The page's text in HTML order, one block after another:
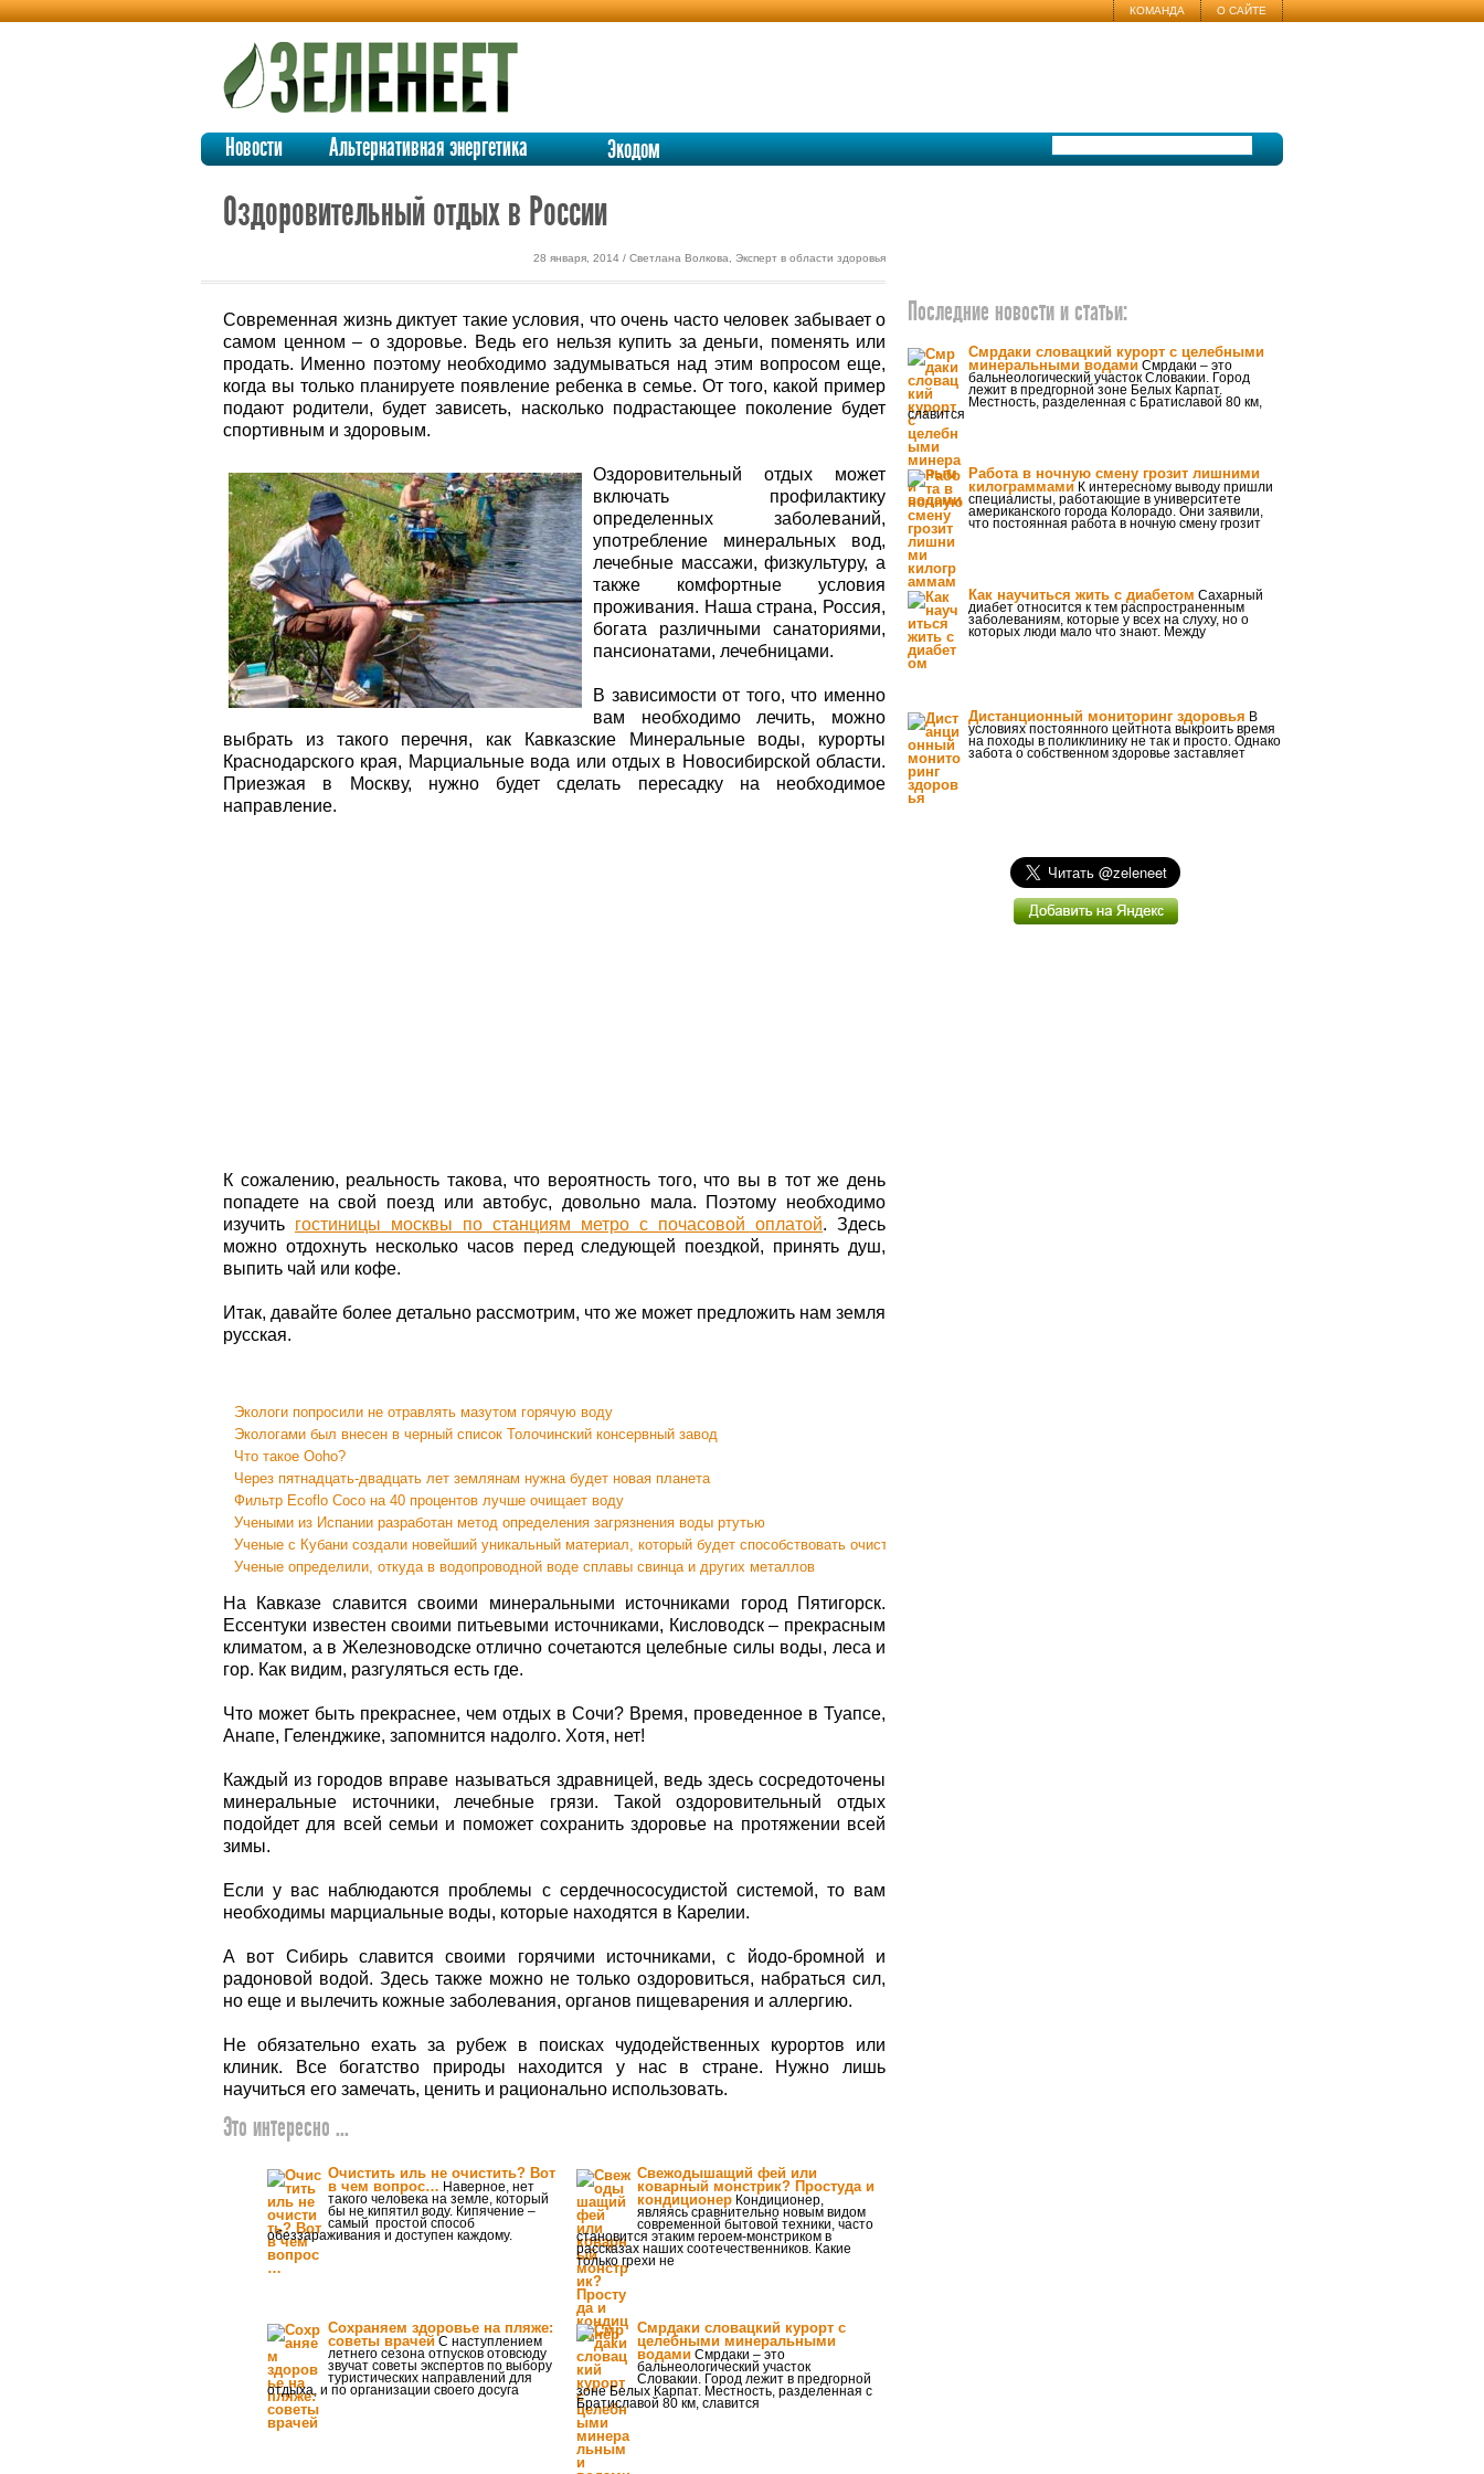
КОМАНДА О САЙТЕ
Новости Альтернативная энергетика Экодом
Оздоровительный отдых в России
28 января, 2014 / Светлана Волкова, Эксперт в области здоровья
Современная жизнь диктует такие условия, что очень часто человек забывает о
самом ценном – о здоровье. Ведь его нельзя купить за деньги, поменять или
продать. Именно поэтому необходимо задумываться над этим вопросом еще,
когда вы только планируете появление ребенка в семье. От того, какой пример
подают родители, будет зависеть, насколько подрастающее поколение будет
спортивным и здоровым.
Оздоровительный отдых может
включать профилактику
определенных заболеваний,
употребление минеральных вод,
лечебные массажи, физкультуру, а
также комфортные условия
проживания. Наша страна, Россия,
богата различными санаториями,
пансионатами, лечебницами.
В зависимости от того, что именно
вам необходимо лечить, можно
выбрать из такого перечня, как Кавказские Минеральные воды, курорты
Краснодарского края, Марциальные вода или отдых в Новосибирской области.
Приезжая в Москву, нужно будет сделать пересадку на необходимое
направление.
К сожалению, реальность такова, что вероятность того, что вы в тот же день
попадете на свой поезд или автобус, довольно мала. Поэтому необходимо
изучить гостиницы москвы по станциям метро с почасовой оплатой. Здесь
можно отдохнуть несколько часов перед следующей поездкой, принять душ,
выпить чай или кофе.
Итак, давайте более детально рассмотрим, что же может предложить нам земля
русская.
Экологи попросили не отравлять мазутом горячую воду
Экологами был внесен в черный список Толочинский консервный завод
Что такое Ooho?
Через пятнадцать-двадцать лет землянам нужна будет новая планета
Фильтр Ecoflo Coco на 40 процентов лучше очищает воду
Учеными из Испании разработан метод определения загрязнения воды ртутью
Ученые с Кубани создали новейший уникальный материал, который будет способствовать очистке тяжелых металлов
Ученые определили, откуда в водопроводной воде сплавы свинца и других металлов
На Кавказе славится своими минеральными источниками город Пятигорск.
Ессентуки известен своими питьевыми источниками, Кисловодск – прекрасным
климатом, а в Железноводске отлично сочетаются целебные силы воды, леса и
гор. Как видим, разгуляться есть где.
Что может быть прекраснее, чем отдых в Сочи? Время, проведенное в Туапсе,
Анапе, Геленджике, запомнится надолго. Хотя, нет!
Каждый из городов вправе называться здравницей, ведь здесь сосредоточены
минеральные источники, лечебные грязи. Такой оздоровительный отдых
подойдет для всей семьи и поможет сохранить здоровье на протяжении всей
зимы.
Если у вас наблюдаются проблемы с сердечнососудистой системой, то вам
необходимы марциальные воды, которые находятся в Карелии.
А вот Сибирь славится своими горячими источниками, с йодо-бромной и
радоновой водой. Здесь также можно не только оздоровиться, набраться сил,
но еще и вылечить кожные заболевания, органов пищеварения и аллергию.
Не обязательно ехать за рубеж в поисках чудодейственных курортов или
клиник. Все богатство природы находится у нас в стране. Нужно лишь
научиться его замечать, ценить и рационально использовать.
Это интересно ...
Очистить иль не очистить? Вот
в чем вопрос… Наверное, нет
такого человека на земле, который
бы не кипятил воду. Кипячение –
самый простой способ
обеззараживания и доступен каждому.
Свежодышащий фей или
коварный монстрик? Простуда и
кондиционер Кондиционер,
являясь сравнительно новым видом
современной бытовой техники, часто
становится этаким героем-монстриком в
рассказах наших соотечественников. Какие
только грехи не
Сохраняем здоровье на пляже:
советы врачей С наступлением
летнего сезона отпусков отовсюду
звучат советы экспертов по выбору
туристических направлений для
отдыха, и по организации своего досуга
Смрдаки словацкий курорт с
целебными минеральными
водами Смрдаки – это
бальнеологический участок
Словакии. Город лежит в предгорной
зоне Белых Карпат. Местность, разделенная с
Братиславой 80 км, славится
Последние новости и статьи:
Смрдаки словацкий курорт с целебными
минеральными водами Смрдаки – это
бальнеологический участок Словакии. Город
лежит в предгорной зоне Белых Карпат.
Местность, разделенная с Братиславой 80 км,
славится
Работа в ночную смену грозит лишними
килограммами К интересному выводу пришли
специалисты, работающие в университете
американского города Колорадо. Они заявили,
что постоянная работа в ночную смену грозит
Как научиться жить с диабетом Сахарный
диабет относится к тем распространенным
заболеваниям, которые у всех на слуху, но о
которых люди мало что знают. Между
Дистанционный мониторинг здоровья В
условиях постоянного цейтнота выкроить время
на походы в поликлинику не так и просто. Однако
забота о собственном здоровье заставляет